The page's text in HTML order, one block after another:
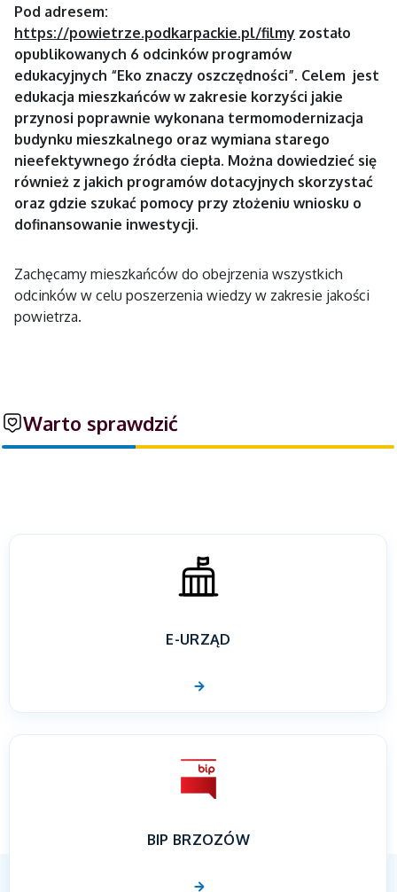
Pod adresem:
https://powietrze.podkarpackie.pl/filmy zostało
opublikowanych 6 odcinków programów
edukacyjnych “Eko znaczy oszczędności”. Celem jest
edukacja mieszkańców w zakresie korzyści jakie
przynosi poprawnie wykonana termomodernizacja
budynku mieszkalnego oraz wymiana starego
nieefektywnego źródła ciepła. Można dowiedzieć się
również z jakich programów dotacyjnych skorzystać
oraz gdzie szukać pomocy przy złożeniu wniosku o
dofinansowanie inwestycji.
Zachęcamy mieszkańców do obejrzenia wszystkich
odcinków w celu poszerzenia wiedzy w zakresie jakości
powietrza.
Warto sprawdzić
E-URZĄD
BIP BRZOZÓW